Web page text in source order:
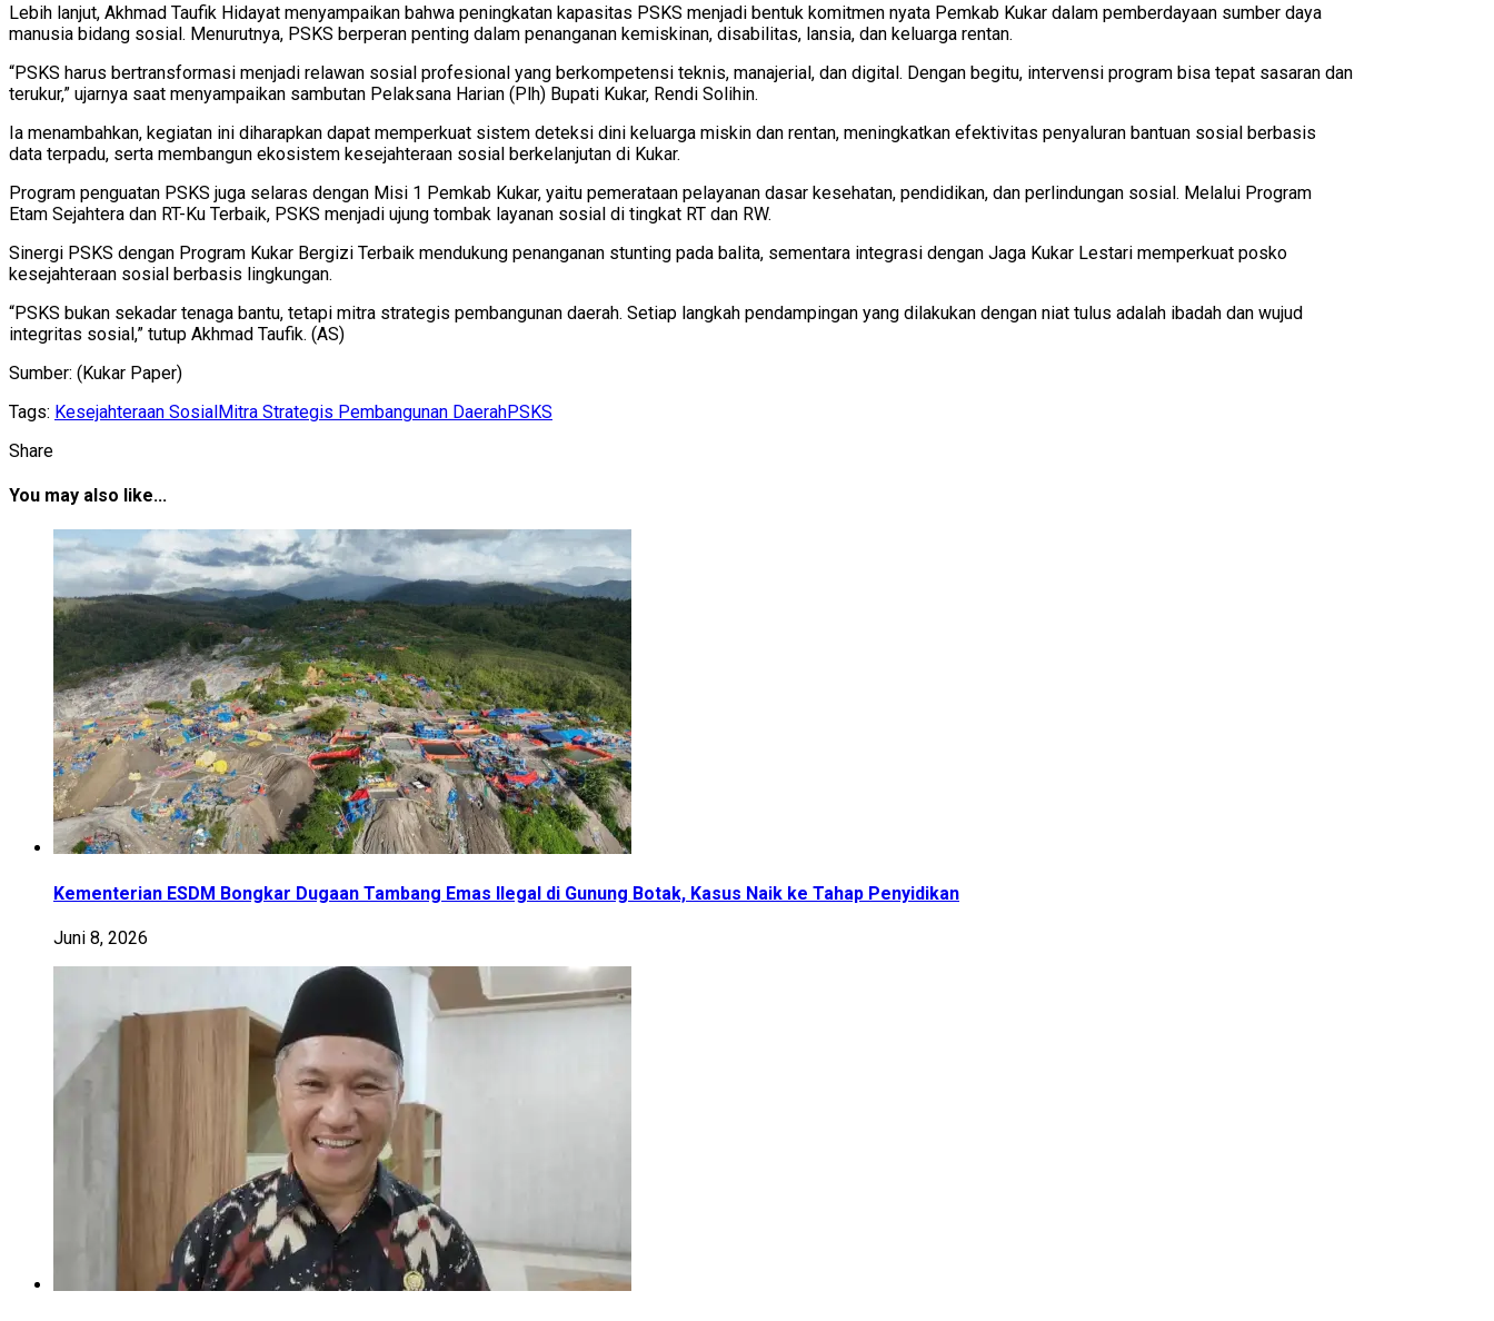
Lebih lanjut, Akhmad Taufik Hidayat menyampaikan bahwa peningkatan kapasitas PSKS menjadi bentuk komitmen nyata Pemkab Kukar dalam pemberdayaan sumber daya
manusia bidang sosial. Menurutnya, PSKS berperan penting dalam penanganan kemiskinan, disabilitas, lansia, dan keluarga rentan.
“PSKS harus bertransformasi menjadi relawan sosial profesional yang berkompetensi teknis, manajerial, dan digital. Dengan begitu, intervensi program bisa tepat sasaran dan
terukur,” ujarnya saat menyampaikan sambutan Pelaksana Harian (Plh) Bupati Kukar, Rendi Solihin.
Ia menambahkan, kegiatan ini diharapkan dapat memperkuat sistem deteksi dini keluarga miskin dan rentan, meningkatkan efektivitas penyaluran bantuan sosial berbasis
data terpadu, serta membangun ekosistem kesejahteraan sosial berkelanjutan di Kukar.
Program penguatan PSKS juga selaras dengan Misi 1 Pemkab Kukar, yaitu pemerataan pelayanan dasar kesehatan, pendidikan, dan perlindungan sosial. Melalui Program
Etam Sejahtera dan RT-Ku Terbaik, PSKS menjadi ujung tombak layanan sosial di tingkat RT dan RW.
Sinergi PSKS dengan Program Kukar Bergizi Terbaik mendukung penanganan stunting pada balita, sementara integrasi dengan Jaga Kukar Lestari memperkuat posko
kesejahteraan sosial berbasis lingkungan.
“PSKS bukan sekadar tenaga bantu, tetapi mitra strategis pembangunan daerah. Setiap langkah pendampingan yang dilakukan dengan niat tulus adalah ibadah dan wujud
integritas sosial,” tutup Akhmad Taufik. (AS)
Sumber: (Kukar Paper)
Tags: Kesejahteraan SosialMitra Strategis Pembangunan DaerahPSKS
Share
You may also like...
Kementerian ESDM Bongkar Dugaan Tambang Emas Ilegal di Gunung Botak, Kasus Naik ke Tahap Penyidikan
Juni 8, 2026